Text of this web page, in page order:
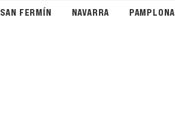
SAN FERMÍN NAVARRA PAMPLONA